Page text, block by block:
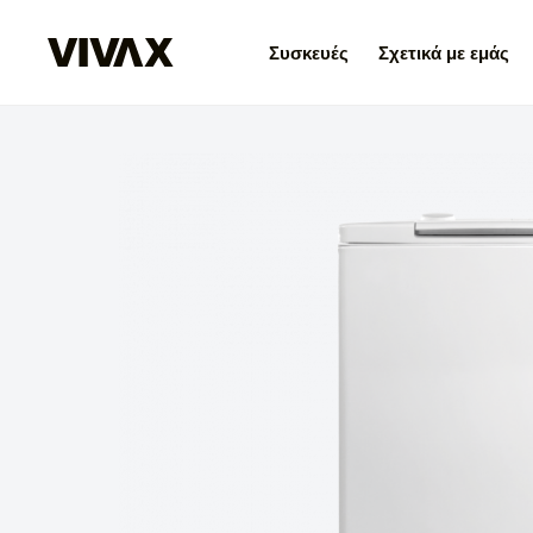
Συσκευές Σχετικά με εμάς